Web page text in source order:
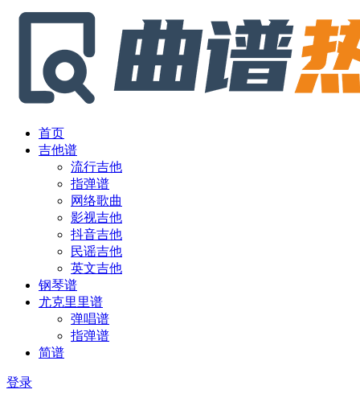
首页
吉他谱
流行吉他
指弹谱
网络歌曲
影视吉他
抖音吉他
民谣吉他
英文吉他
钢琴谱
尤克里里谱
弹唱谱
指弹谱
简谱
登录